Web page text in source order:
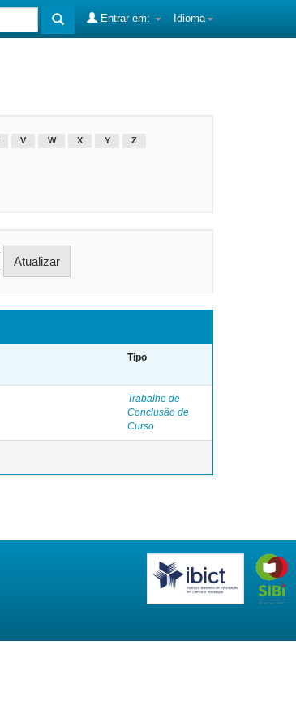
Idioma
Entrar em:
V W X Y Z
Tipo
Trabalho de
Conclusão de
Curso